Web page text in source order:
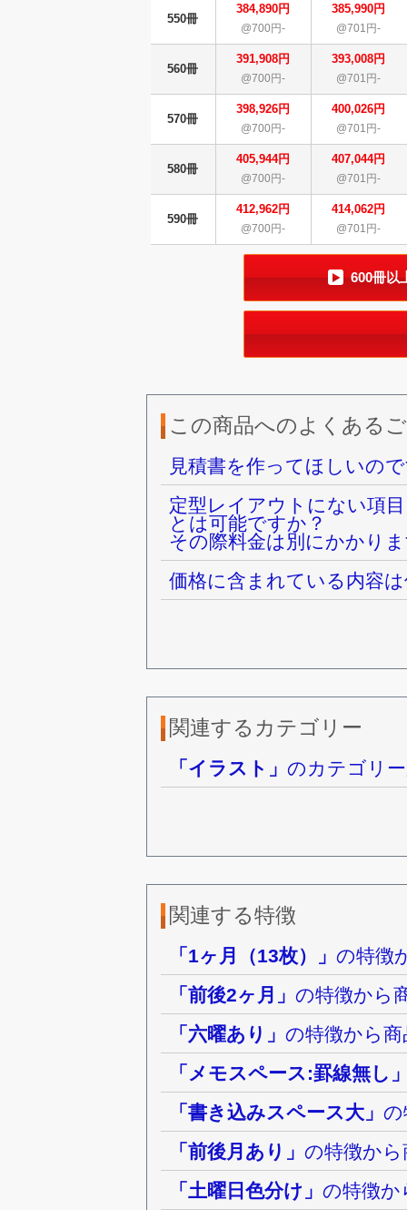
550冊
384,890円
@700円-
385,990円
@701円-
560冊
391,908円
@700円-
393,008円
@701円-
570冊
398,926円
@700円-
400,026円
@701円-
580冊
405,944円
@700円-
407,044円
@701円-
590冊
412,962円
@700円-
414,062円
@701円-
600冊以
この商品へのよくある
見積書を作ってほしいの
定型レイアウトにない項
とは可能ですか？
その際料金は別にかかり
価格に含まれている内容
関連するカテゴリー
「イラスト」のカテゴリ
関連する特徴
「1ヶ月（13枚）」の特徴
「前後2ヶ月」の特徴から
「六曜あり」の特徴から
「メモスペース:罫線無し
「書き込みスペース大」
「前後月あり」の特徴か
「土曜日色分け」の特徴か